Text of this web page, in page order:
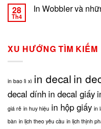
28
Th4
In Wobbler và
XU HƯỚNG TÌM KIẾM
in bao lì xì in decal in
decal dính in decal giấy
giá rẻ in huy hiệu in hộp giấy in
bàn in lịch theo yêu cầu in lịch thịnh